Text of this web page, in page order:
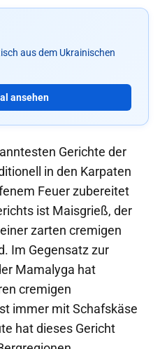
aus dem Ukrainischen
ansehen
Gerichte der
in den Karpaten
Feuer zubereitet
ist Maisgrieß, der
zarten cremigen
Im Gegensatz zur
Mamalyga hat
cremigen
immer mit Schafskäse
hat dieses Gericht